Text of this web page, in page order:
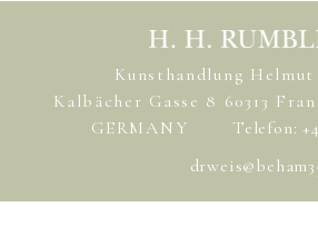
Kunsthandlung
Kalbächer Gasse 8 60313
GERMANY
Telefon: